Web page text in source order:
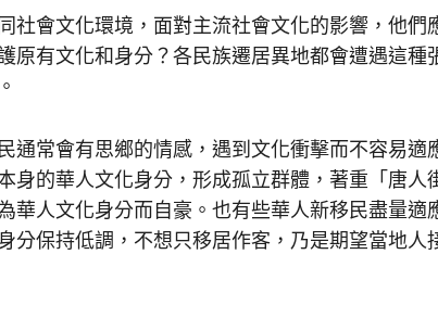
會文化環境，面對主流社會文化的影響，他們
原有文化和身分？各民族遷居異地都會遭遇這種
常會有思鄉的情感，遇到文化衝擊而不容易適
身的華人文化身分，形成孤立群體，著重「唐人
華人文化身分而自豪。也有些華人新移民盡量適
分保持低調，不想只移居作客，乃是期望當地人